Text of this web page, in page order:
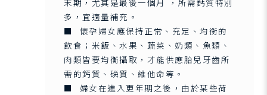
末期，尤其是最後一個月 ，所需鈣質特別
多，宜適量補充。
■ 懷孕婦女應保持正常、充足、均衡的
飲食；米飯、水果、蔬菜、奶類、魚類、
肉類皆要均衡攝取，才能供應胎兒牙齒所
需的鈣質、磷質、維他命等。
■ 婦女在進入更年期之後，由於某些荷